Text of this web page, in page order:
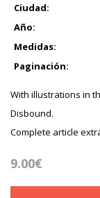
Ciudad:
Año:
Medidas:
Paginación:
With illustrations in
Disbound.
Complete article
9.00€